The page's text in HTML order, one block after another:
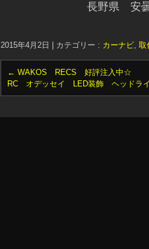
長野県 安
2015年4月2日 カテゴリー : カーナビ, 取
← WAKOS RECS 好評注入中☆
RC オデッセイ LED装飾 ヘッドラ